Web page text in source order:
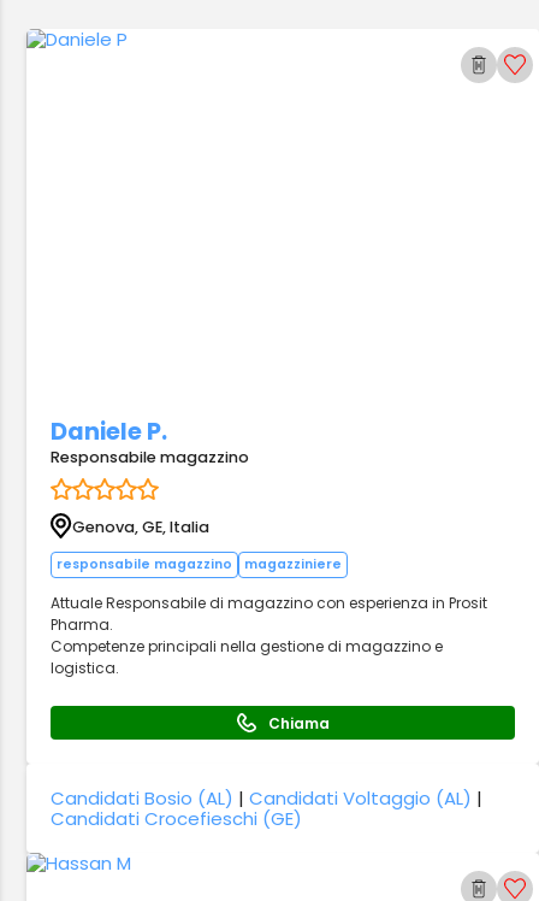
Daniele P.
Responsabile magazzino
Genova, GE, Italia
responsabile magazzino magazziniere
Attuale Responsabile di magazzino con esperienza in Prosit
Pharma.
Competenze principali nella gestione di magazzino e
logistica.
Chiama
Candidati Bosio (AL) |Candidati Voltaggio (AL) |
Candidati Crocefieschi (GE)